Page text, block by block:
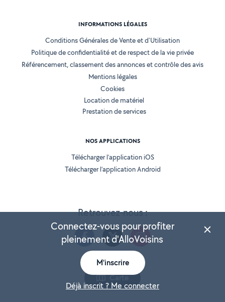
Carte
Retrouvez-nous :
INFORMATIONS LÉGALES
Conditions Générales de Vente et d'Utilisation
Politique de confidentialité et de respect de la vie privée
Référencement, classement des annonces et contrôle des avis
Mentions légales
Cookies
Location de matériel
Prestation de services
NOS APPLICATIONS
Télécharger l’application iOS
Télécharger l’application Android
Connectez-vous pour profiter
pleinement d'AlloVoisins
M'inscrire
Déjà inscrit ? Me connecter